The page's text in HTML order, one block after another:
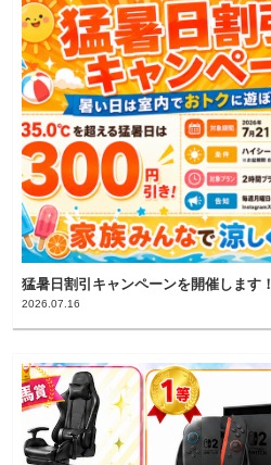
猛暑日割引キャンペーンを開催します！
2026.07.16